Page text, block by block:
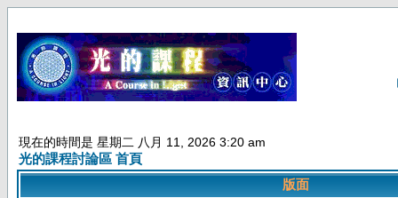
現在的時間是 星期二 八月 11, 2026 3:20 am
光的課程討論區 首頁
版面